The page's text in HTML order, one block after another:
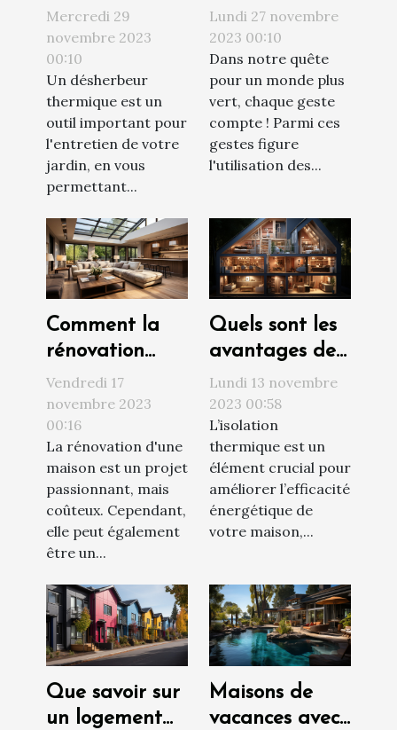
désherbeur
thermique
Mercredi 29
novembre 2023
00:10
Un désherbeur
thermique est un
outil important pour
l'entretien de votre
jardin, en vous
permettant...
l'utilisation des
étendoirs à
linge
Lundi 27 novembre
2023 00:10
Dans notre quête
pour un monde plus
vert, chaque geste
compte ! Parmi ces
gestes figure
l'utilisation des...
Comment la
rénovation
peut
augmenter la
valeur de votre
propriété
Vendredi 17
novembre 2023
00:16
La rénovation d'une
maison est un projet
passionnant, mais
coûteux. Cependant,
elle peut également
être un...
Quels sont les
avantages de
l’isolation
thermique par
l’intérieur pour
votre maison ?
Lundi 13 novembre
2023 00:58
L’isolation
thermique est un
élément crucial pour
améliorer l’efficacité
énergétique de
votre maison,...
Que savoir sur
un logement
Maisons de
vacances avec